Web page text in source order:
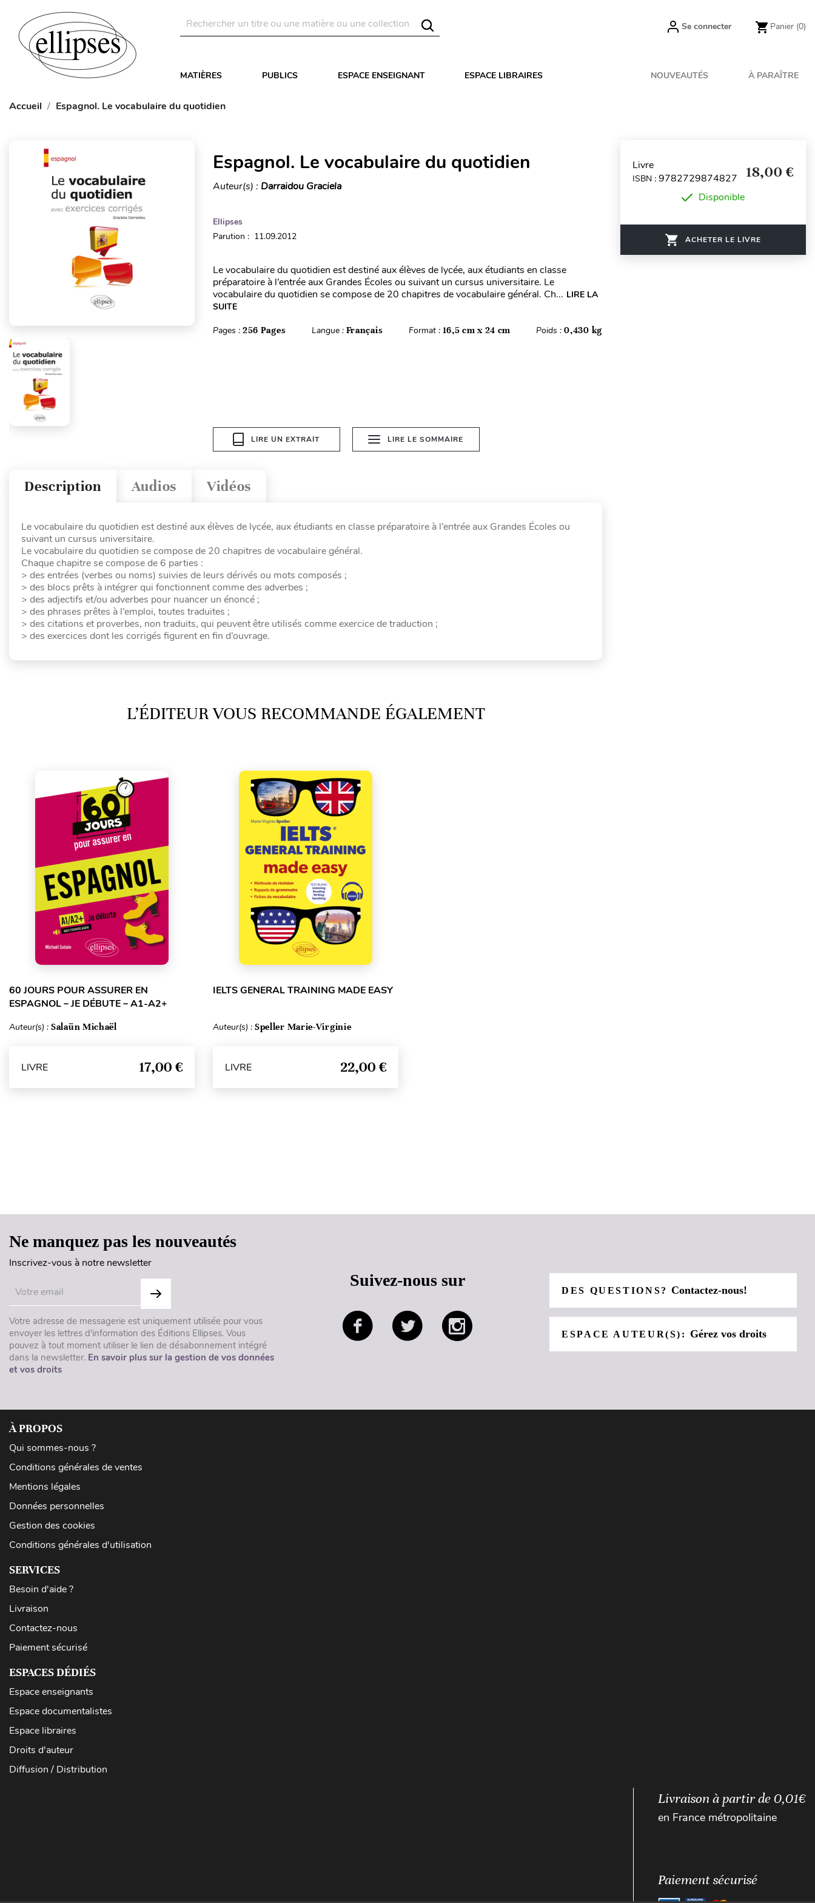
Se connecter Panier (0)
MATIÈRES PUBLICS ESPACE ENSEIGNANT ESPACE LIBRAIRES NOUVEAUTÉS À PARAÎTRE
Accueil Espagnol. Le vocabulaire du quotidien
Espagnol. Le vocabulaire du quotidien
Auteur(s) : Darraidou Graciela
Ellipses
Parution : 11.09.2012
Le vocabulaire du quotidien est destiné aux élèves de lycée, aux étudiants en classe
préparatoire à l’entrée aux Grandes Écoles ou suivant un cursus universitaire. Le
vocabulaire du quotidien se compose de 20 chapitres de vocabulaire général. Ch... LIRE LA
SUITE
Pages : 256 Pages Langue : Français Format : 16,5 cm x 24 cm Poids :0,430 kg
LIRE UN EXTRAIT LIRE LE SOMMAIRE
Vidéos
Audios
Description
Le vocabulaire du quotidien est destiné aux élèves de lycée, aux étudiants en classe préparatoire à l’entrée aux Grandes Écoles ou
suivant un cursus universitaire.
Le vocabulaire du quotidien se compose de 20 chapitres de vocabulaire général.
Chaque chapitre se compose de 6 parties :
> des entrées (verbes ou noms) suivies de leurs dérivés ou mots composés ;
> des blocs prêts à intégrer qui fonctionnent comme des adverbes ;
> des adjectifs et/ou adverbes pour nuancer un énoncé ;
> des phrases prêtes à l’emploi, toutes traduites ;
> des citations et proverbes, non traduits, qui peuvent être utilisés comme exercice de traduction ;
> des exercices dont les corrigés figurent en fin d’ouvrage.
L’ÉDITEUR VOUS RECOMMANDE ÉGALEMENT
60 JOURS POUR ASSURER EN
ESPAGNOL – JE DÉBUTE – A1-A2+
Auteur(s) : Salaün Michaël
LIVRE 17,00 €
IELTS GENERAL TRAINING MADE EASY
Auteur(s) : Speller Marie-Virginie
LIVRE 22,00 €
Livre
ISBN : 9782729874827 18,00 €
Disponible
ACHETER LE LIVRE
Ne manquez pas les nouveautés
Inscrivez-vous à notre newsletter
Votre adresse de messagerie est uniquement utilisée pour vous
envoyer les lettres d'information des Éditions Ellipses. Vous
pouvez à tout moment utiliser le lien de désabonnement intégré
dans la newsletter. En savoir plus sur la gestion de vos données
et vos droits
Suivez-nous sur
DES QUESTIONS?Contactez-nous!
ESPACE AUTEUR(S): Gérez vos droits
À PROPOS
Qui sommes-nous ?
Conditions générales de ventes
Mentions légales
Données personnelles
Gestion des cookies
Conditions générales d'utilisation
SERVICES
Besoin d'aide ?
Livraison
Contactez-nous
Paiement sécurisé
ESPACES DÉDIÉS
Espace enseignants
Espace documentalistes
Espace libraires
Droits d'auteur
Diffusion / Distribution
Livraison à partir de 0,01€
en France métropolitaine
Paiement sécurisé